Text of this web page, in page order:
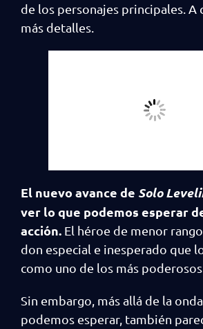
de los personajes principales. A
más detalles.
El nuevo avance de Solo
ver lo que podemos esperar
acción. El héroe de menor
don especial e inesperado que
como uno de los más poderosos.
Sin embargo, más allá de la
podemos esperar, también